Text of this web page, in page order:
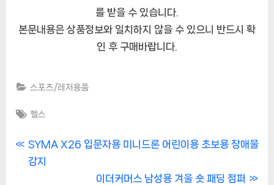
를 받을 수 있습니다.
본문내용은 상품정보와 일치하지 않을 수 있으니 반드시 확
인 후 구매바랍니다.
스포츠/레저용품
Tags:
헬스
글P
r
SYMA X26 입문자용 미니드론 어린이용 초보용 장애물
감지
N
이더커머스 남성용 겨울 숏 패딩 점퍼